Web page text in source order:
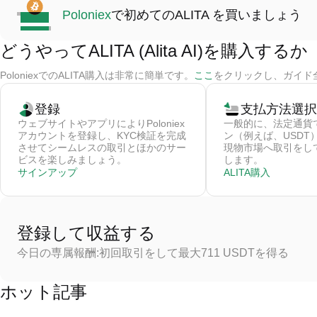
Poloniexで初めてのALITA を買いましょう
どうやってALITA (Alita AI)を購入するか
PoloniexでのALITA購入は非常に簡単です。 ここ をクリックし、ガイ
登録
ウェブサイトやアプリによりPoloniex
アカウントを登録し、KYC検証を完成
させてシームレスの取引とほかのサー
ビスを楽しみましょう。
サインアップ
支払方法選択
一般的に、法定通貨
ン（例えば、USDT
現物市場へ取引をし
します。
ALITA購入
登録して収益する
今日の専属報酬:初回取引をして最大711 USDTを得る
ホット記事